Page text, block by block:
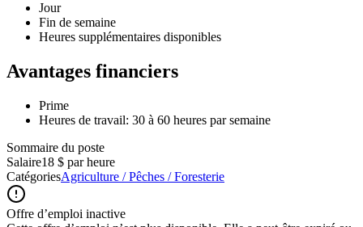
Jour
Fin de semaine
Heures supplémentaires disponibles
Avantages financiers
Prime
Heures de travail: 30 à 60 heures par semaine
Sommaire du poste
Salaire18 $ par heure
CatégoriesAgriculture / Pêches / Foresterie
Offre d’emploi inactive